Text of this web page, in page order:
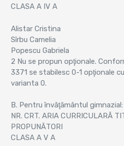
CLASA A IV A
Alistar Cristina
Sîrbu Camelia
Popescu Gabriela
2 Nu se propun opţionale.
3371 se stabilesc 0-1 opţionale
varianta 0.
B. Pentru învăţământul gimnazial:
NR. CRT. ARIA CURRICULARĂ
PROPUNĂTORI
CLASA A V A